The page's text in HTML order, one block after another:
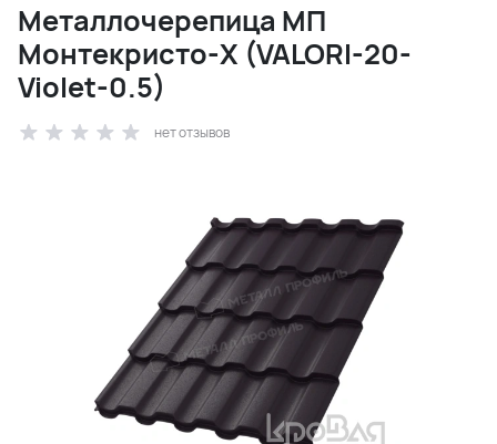
Металлочерепица МП
Монтекристо-X (VALORI-20-
Violet-0.5)
нет отзывов